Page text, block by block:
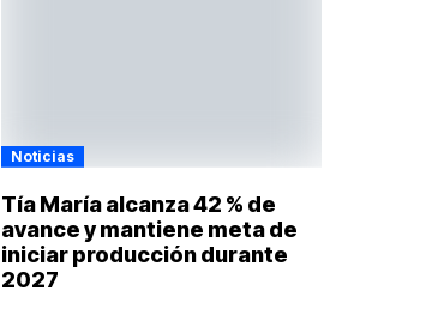
Noticias
Tía María alcanza 42 % de
avance y mantiene meta de
iniciar producción durante
2027